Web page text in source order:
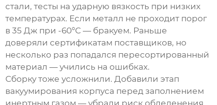
стали, тесты на ударную вязкость при низких
температурах. Если металл не проходит порог
в 35 Дж при -60°C — бракуем. Раньше
доверяли сертификатам поставщиков, но
несколько раз попадался пересортированный
материал — учились на ошибках.
Сборку тоже усложнили. Добавили этап
вакуумирования корпуса перед заполнением